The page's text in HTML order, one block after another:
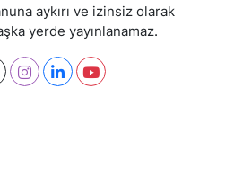
aykırı ve izinsiz olarak
yerde yayınlanamaz.